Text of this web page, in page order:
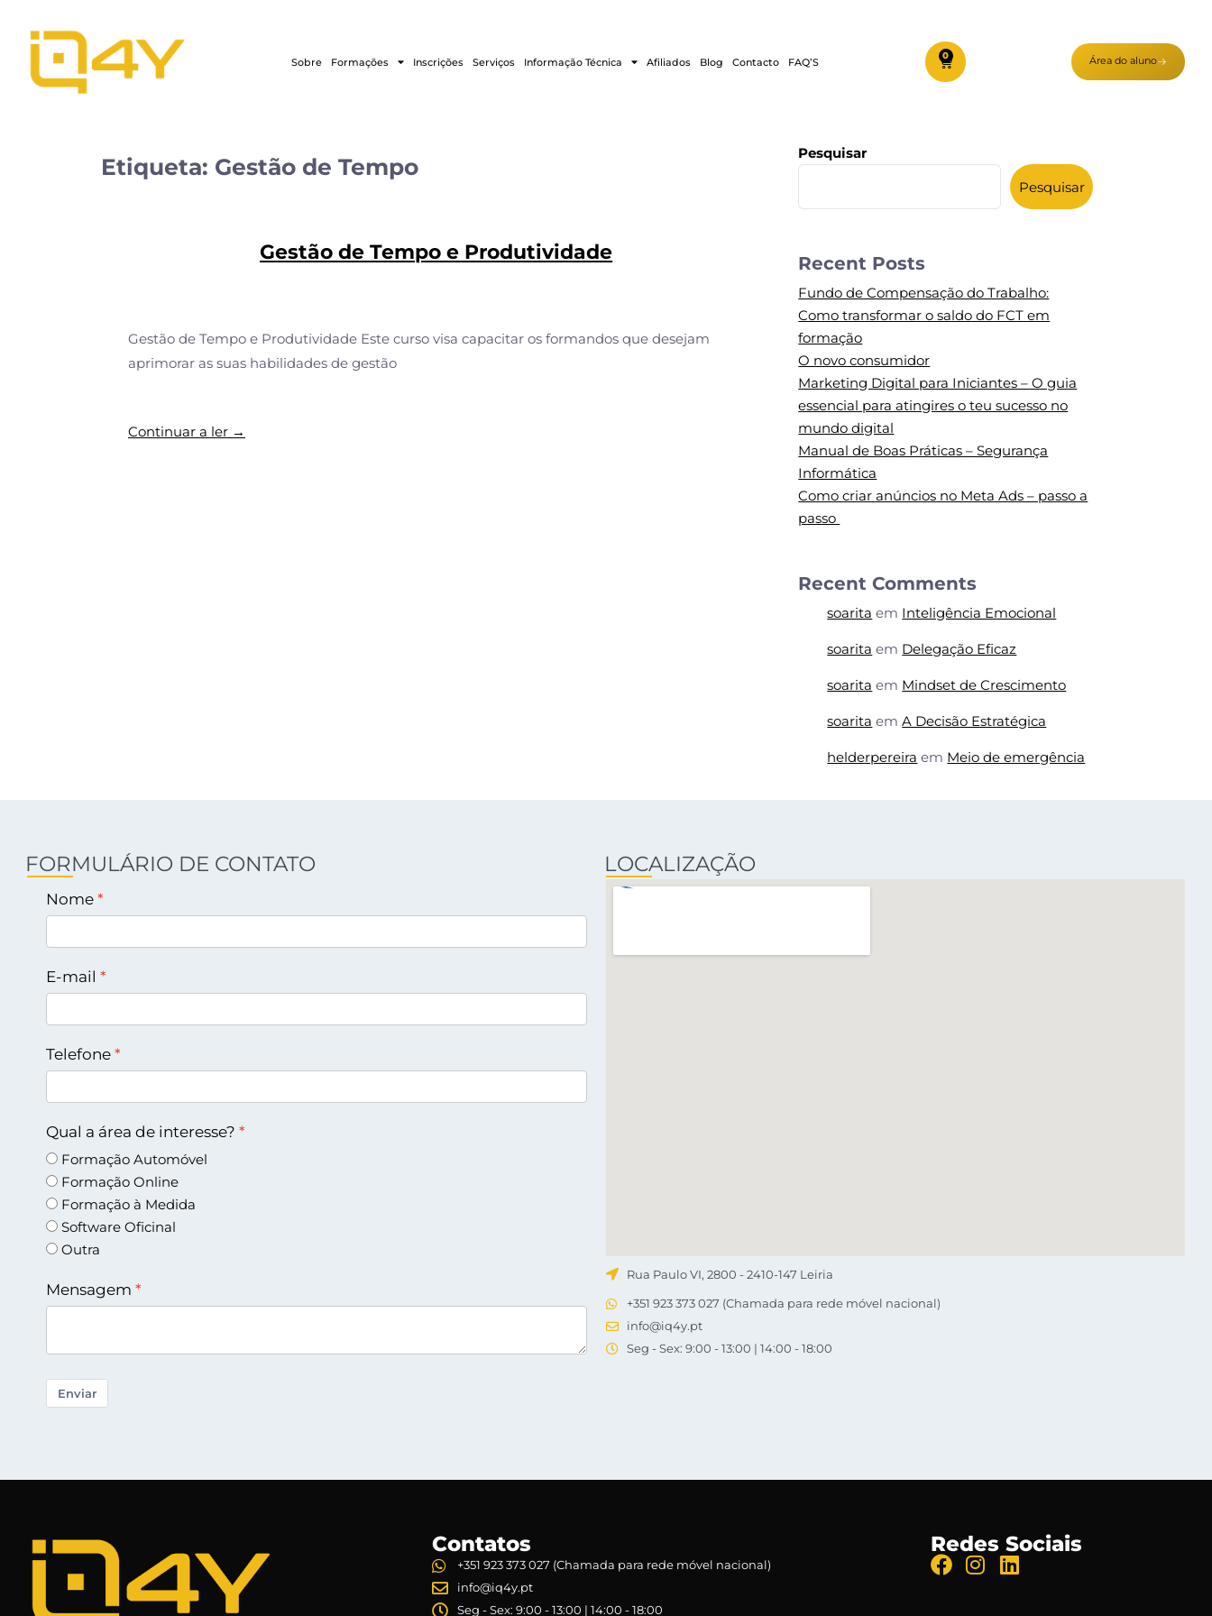
Sobre Formações Inscrições Serviços Informação Técnica Afiliados Blog Contacto FAQ’S 0 Área do aluno
Etiqueta: Gestão de Tempo
Gestão de Tempo e Produtividade
Gestão de Tempo e Produtividade Este curso visa capacitar os formandos que desejam
aprimorar as suas habilidades de gestão
Continuar a ler →
Pesquisar
Pesquisar
Recent Posts
Fundo de Compensação do Trabalho:
Como transformar o saldo do FCT em
formação
O novo consumidor
Marketing Digital para Iniciantes – O guia
essencial para atingires o teu sucesso no
mundo digital
Manual de Boas Práticas – Segurança
Informática
Como criar anúncios no Meta Ads – passo a
passo
Recent Comments
soarita em Inteligência Emocional
soarita em Delegação Eficaz
soarita em Mindset de Crescimento
soarita emA Decisão Estratégica
helderpereira em Meio de emergência
FORMULÁRIO DE CONTATO
Nome
E-mail
Telefone
Qual a área de interesse?
Formação Automóvel
Formação Online
Formação à Medida
Software Oficinal
Outra
Mensagem
Enviar
LOCALIZAÇÃO
Rua Paulo VI, 2800 - 2410-147 Leiria
+351 923 373 027 (Chamada para rede móvel nacional)
info@iq4y.pt
Seg - Sex: 9:00 - 13:00 | 14:00 - 18:00
Contatos
+351 923 373 027 (Chamada para rede móvel nacional)
info@iq4y.pt
Seg - Sex: 9:00 - 13:00 | 14:00 - 18:00
Redes Sociais